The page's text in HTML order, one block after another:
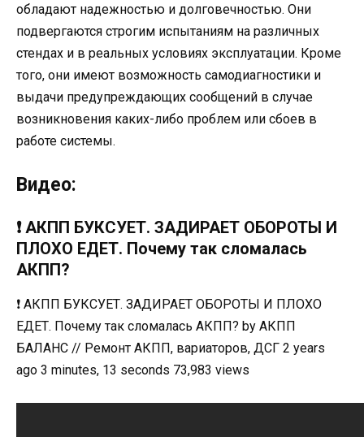
обладают надежностью и долговечностью. Они
подвергаются строгим испытаниям на различных
стендах и в реальных условиях эксплуатации. Кроме
того, они имеют возможность самодиагностики и
выдачи предупреждающих сообщений в случае
возникновения каких-либо проблем или сбоев в
работе системы.
Видео:
❗️ АКПП БУКСУЕТ. ЗАДИРАЕТ ОБОРОТЫ И
ПЛОХО ЕДЕТ. Почему так сломалась
АКПП?
❗️ АКПП БУКСУЕТ. ЗАДИРАЕТ ОБОРОТЫ И ПЛОХО
ЕДЕТ. Почему так сломалась АКПП? by АКПП
БАЛАНС // Ремонт АКПП, вариаторов, ДСГ 2 years
ago 3 minutes, 13 seconds 73,983 views